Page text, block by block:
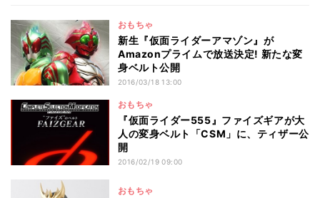
おもちゃ
新生『仮面ライダーアマゾン』が
Amazonプライムで放送決定! 新たな変
身ベルト公開
2016/03/18 13:00
おもちゃ
『仮面ライダー555』ファイズギアが大
人の変身ベルト「CSM」に、ティザー公
開
2016/02/19 09:00
おもちゃ